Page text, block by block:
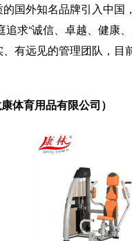
国外知名品牌引入中国
追求“诚信、卓越、健康
有远见的管理团队，目
体育用品有限公司）